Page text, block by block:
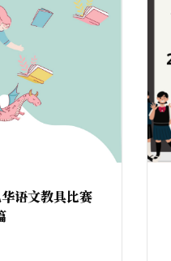
语文教具比赛